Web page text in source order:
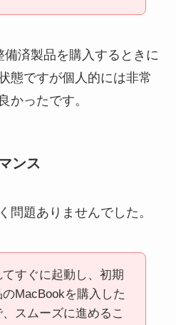
済製品を購入するときに
態ですが個人的には非常
かったです。
ンス
問題ありませんでした。
すぐに起動し、初期
MacBookを購入した
スムーズに進めるこ